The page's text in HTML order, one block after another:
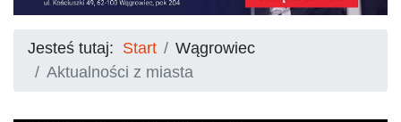
Jesteś tutaj: Start
Wągrowiec
Aktualności z miasta